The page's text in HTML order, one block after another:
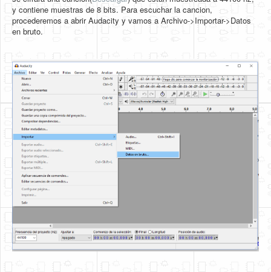
y contiene muestras de 8 bits. Para escuchar la cancion,
procederemos a abrir Audacity y vamos a Archivo->Importar->Datos
en bruto.